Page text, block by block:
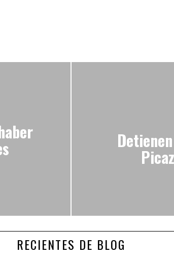
RECIENTES DE BLOG